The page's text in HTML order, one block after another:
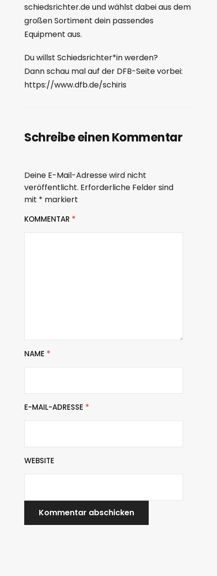
schiedsrichter.de und wählst dabei aus dem
großen Sortiment dein passendes
Equipment aus.
Du willst Schiedsrichter*in werden?
Dann schau mal auf der DFB-Seite vorbei:
https://www.dfb.de/schiris
Schreibe einen Kommentar
Deine E-Mail-Adresse wird nicht
veröffentlicht. Erforderliche Felder sind
mit * markiert
KOMMENTAR *
NAME *
E-MAIL-ADRESSE *
WEBSITE